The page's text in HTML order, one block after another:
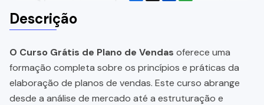
Descrição
O Curso Grátis de Plano de Vendas oferece uma
formação completa sobre os princípios e práticas da
elaboração de planos de vendas. Este curso abrange
desde a análise de mercado até a estruturação e